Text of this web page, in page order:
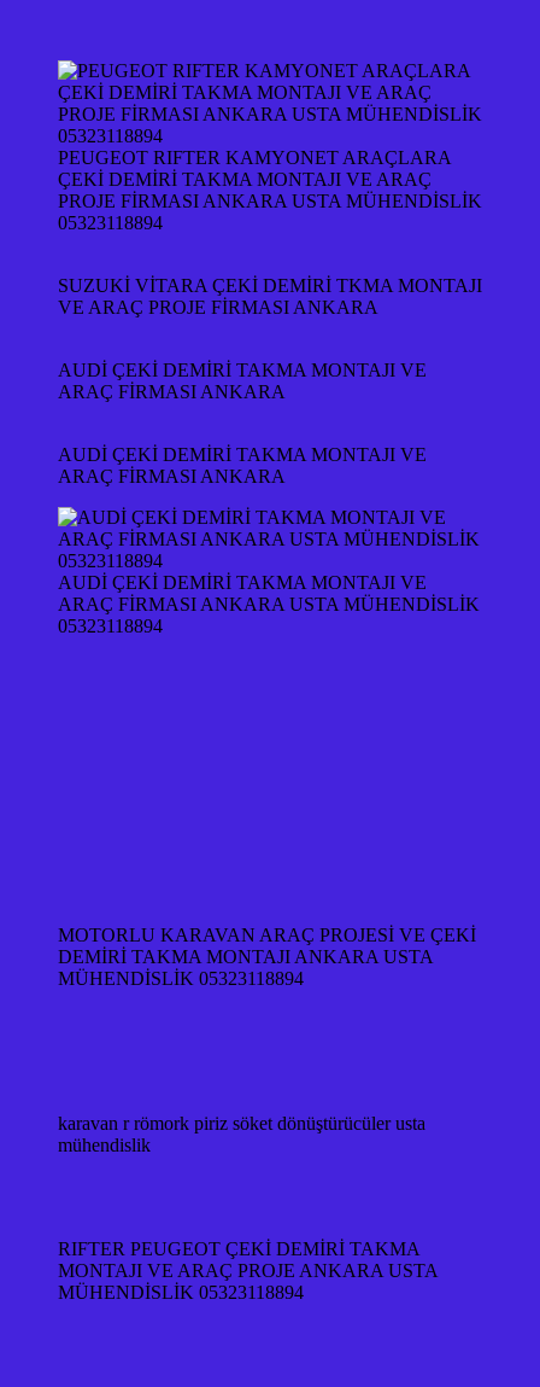
PEUGEOT RIFTER KAMYONET ARAÇLARA
ÇEKİ DEMİRİ TAKMA MONTAJI VE ARAÇ
PROJE FİRMASI ANKARA USTA MÜHENDİSLİK
05323118894
SUZUKİ VİTARA ÇEKİ DEMİRİ TKMA MONTAJI
VE ARAÇ PROJE FİRMASI ANKARA
AUDİ ÇEKİ DEMİRİ TAKMA MONTAJI VE
ARAÇ FİRMASI ANKARA
AUDİ ÇEKİ DEMİRİ TAKMA MONTAJI VE
ARAÇ FİRMASI ANKARA
AUDİ ÇEKİ DEMİRİ TAKMA MONTAJI VE
ARAÇ FİRMASI ANKARA USTA MÜHENDİSLİK
05323118894
MOTORLU KARAVAN ARAÇ PROJESİ VE ÇEKİ
DEMİRİ TAKMA MONTAJI ANKARA USTA
MÜHENDİSLİK 05323118894
karavan r römork piriz söket dönüştürücüler usta
mühendislik
RIFTER PEUGEOT ÇEKİ DEMİRİ TAKMA
MONTAJI VE ARAÇ PROJE ANKARA USTA
MÜHENDİSLİK 05323118894